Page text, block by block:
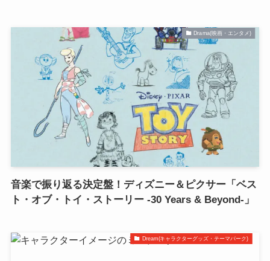
Drama(映画・エンタメ)
音楽で振り返る決定盤！ディズニー＆ピクサー「ベス
ト・オブ・トイ・ストーリー -30 Years & Beyond-」
Dream(キャラクターグッズ・テーマパーク)